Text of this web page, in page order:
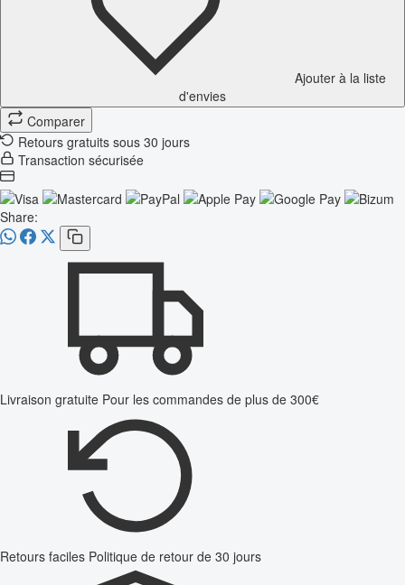
Ajouter à la liste
d'envies
Comparer
Retours gratuits sous 30 jours
Transaction sécurisée
Share:
Livraison gratuite Pour les commandes de plus de 300€
Retours faciles Politique de retour de 30 jours